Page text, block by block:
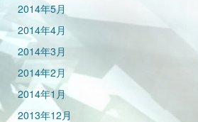
2014年5月
2014年4月
2014年3月
2014年2月
2014年1月
2013年12月